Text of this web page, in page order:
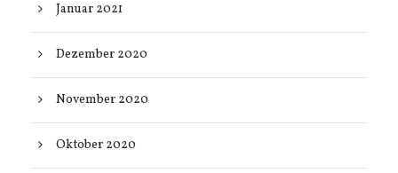
Januar 2021
Dezember 2020
November 2020
Oktober 2020